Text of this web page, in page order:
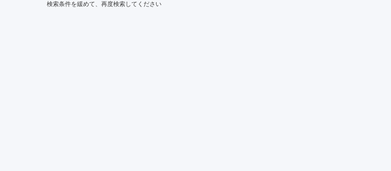
検索条件を緩めて、再度検索してください